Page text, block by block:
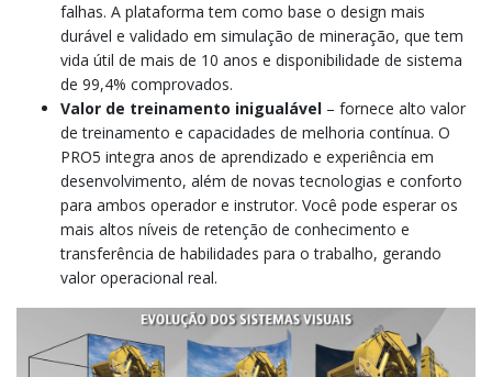
falhas. A plataforma tem como base o design mais
durável e validado em simulação de mineração, que tem
vida útil de mais de 10 anos e disponibilidade de sistema
de 99,4% comprovados.
Valor de treinamento inigualável – fornece alto valor
de treinamento e capacidades de melhoria contínua. O
PRO5 integra anos de aprendizado e experiência em
desenvolvimento, além de novas tecnologias e conforto
para ambos operador e instrutor. Você pode esperar os
mais altos níveis de retenção de conhecimento e
transferência de habilidades para o trabalho, gerando
valor operacional real.